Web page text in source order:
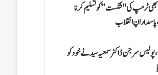
بھی ٹرمپ کی "شکست” کو تسلیم کرنا
انقلاب
سرجن ڈاکٹر سمعیہ سید نے خود کو